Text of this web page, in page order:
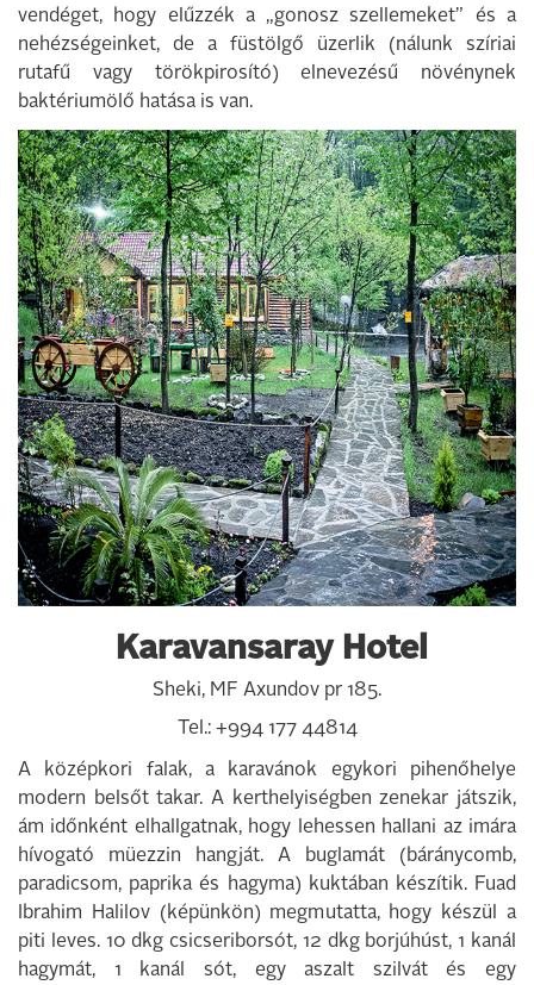
vendéget, hogy elűzzék a „gonosz szellemeket” és a
nehézségeinket, de a füstölgő üzerlik (nálunk szíriai
rutafű vagy törökpirosító) elnevezésű növénynek
baktériumölő hatása is van.
Karavansaray Hotel
Sheki, MF Axundov pr 185.
Tel.: +994 177 44814
A középkori falak, a karavánok egykori pihenőhelye
modern belsőt takar. A kerthelyiségben zenekar játszik,
ám időnként elhallgatnak, hogy lehessen hallani az imára
hívogató müezzin hangját. A buglamát (báránycomb,
paradicsom, paprika és hagyma) kuktában készítik. Fuad
Ibrahim Halilov (képünkön) megmutatta, hogy készül a
piti leves. 10 dkg csicseriborsót, 12 dkg borjúhúst, 1 kanál
hagymát, 1 kanál sót, egy aszalt szilvát és egy